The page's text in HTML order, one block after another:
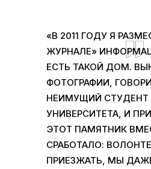
«В 2011 ГОДУ Я
ЖУРНАЛЕ»
ЕСТЬ ТАКОЙ ДОМ.
ФОТОГРАФИИ ,
НЕИМУЩИЙ СТУДЕНТ
УНИВЕРСИТЕТА И
ЭТОТ ПАМЯТНИК
СРАБОТАЛО:
ПРИЕЗЖАТЬ МЫ